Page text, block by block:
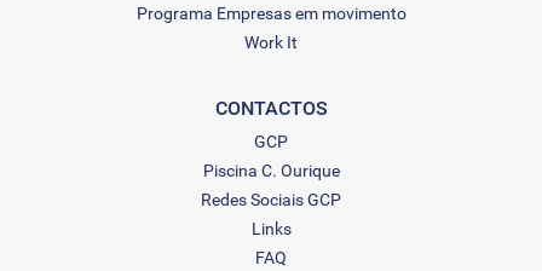
Programa Empresas em movimento
Work It
CONTACTOS
GCP
Piscina C. Ourique
Redes Sociais GCP
Links
FAQ